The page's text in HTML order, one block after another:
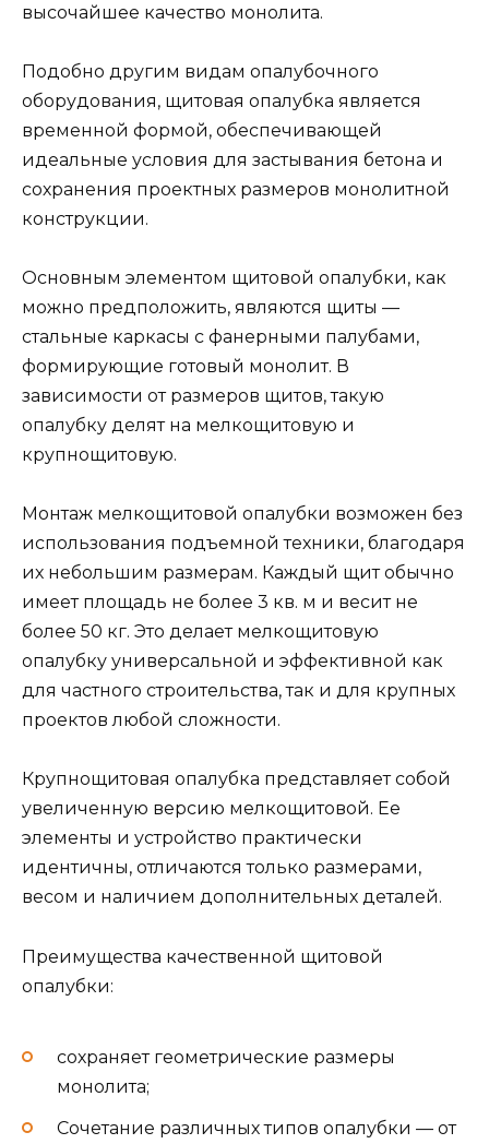
высочайшее качество монолита.
Подобно другим видам опалубочного
оборудования, щитовая опалубка является
временной формой, обеспечивающей
идеальные условия для застывания бетона и
сохранения проектных размеров монолитной
конструкции.
Основным элементом щитовой опалубки, как
можно предположить, являются щиты —
стальные каркасы с фанерными палубами,
формирующие готовый монолит. В
зависимости от размеров щитов, такую
опалубку делят на мелкощитовую и
крупнощитовую.
Монтаж мелкощитовой опалубки возможен без
использования подъемной техники, благодаря
их небольшим размерам. Каждый щит обычно
имеет площадь не более 3 кв. м и весит не
более 50 кг. Это делает мелкощитовую
опалубку универсальной и эффективной как
для частного строительства, так и для крупных
проектов любой сложности.
Крупнощитовая опалубка представляет собой
увеличенную версию мелкощитовой. Ее
элементы и устройство практически
идентичны, отличаются только размерами,
весом и наличием дополнительных деталей.
Преимущества качественной щитовой
опалубки:
сохраняет геометрические размеры
монолита;
Сочетание различных типов опалубки — от